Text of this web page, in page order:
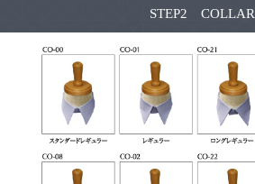
STEP2 COLLAR